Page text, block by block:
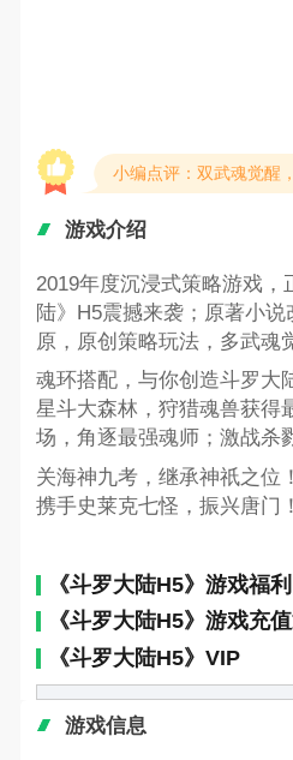
小编点评：双武魂觉醒
游戏介绍
2019年度沉浸式策略游戏，
陆》H5震撼来袭；原著小
原，原创策略玩法，多武魂
魂环搭配，与你创造斗罗大
星斗大森林，狩猎魂兽获得
场，角逐最强魂师；激战杀
关海神九考，继承神祇之位
携手史莱克七怪，振兴唐门！
《斗罗大陆H5》游戏福利
《斗罗大陆H5》游戏充值
《斗罗大陆H5》VIP
游戏信息